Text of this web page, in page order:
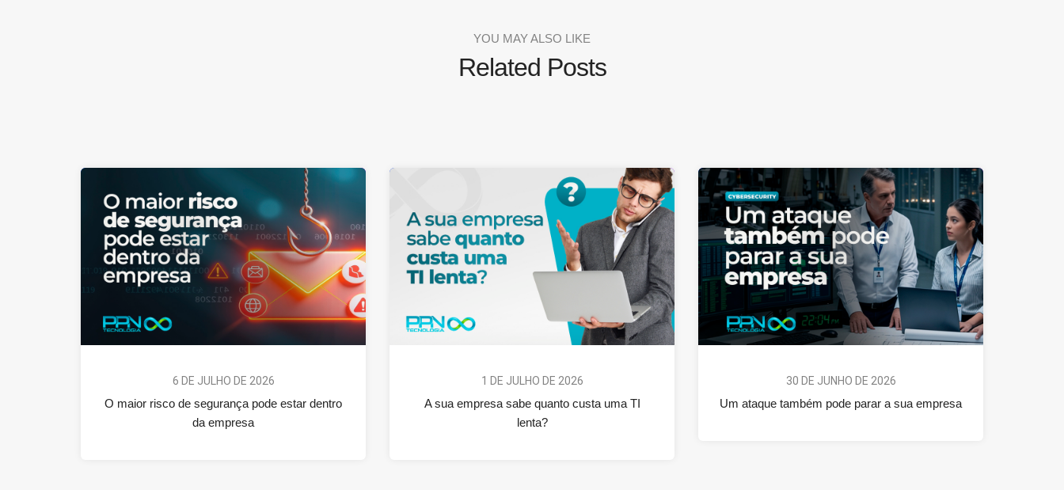
YOU MAY ALSO LIKE
Related Posts
6 DE JULHO DE 2026
O maior risco de segurança pode estar dentro
da empresa
1 DE JULHO DE 2026
A sua empresa sabe quanto custa uma TI
lenta?
30 DE JUNHO DE 2026
Um ataque também pode parar a sua empresa